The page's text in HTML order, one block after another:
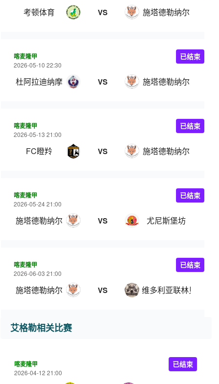
考顿体育 VS 施塔德勒纳尔
喀麦隆甲
2026-05-10 22:30
杜阿拉迪纳摩 VS 施塔德勒纳尔
已结束
喀麦隆甲
2026-05-13 21:00
FC瞪羚 VS 施塔德勒纳尔
已结束
喀麦隆甲
2026-05-24 21:00
施塔德勒纳尔 VS 尤尼斯堡坊
已结束
喀麦隆甲
2026-06-03 21:00
施塔德勒纳尔 VS 维多利亚联林贝
已结束
艾格勒相关比赛
喀麦隆甲
2026-04-12 21:00
已结束